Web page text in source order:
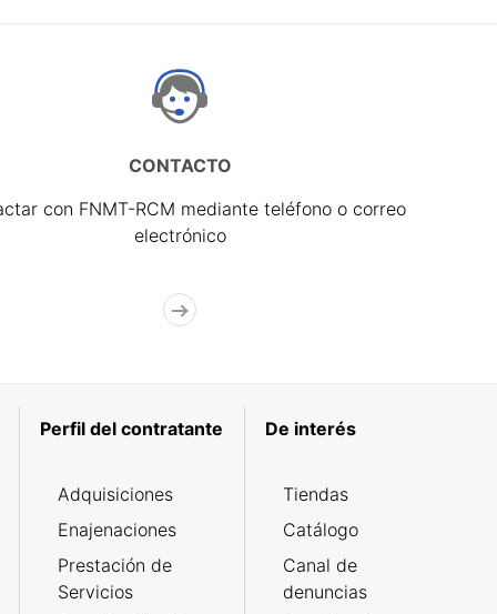
CONTACTO
con FNMT-RCM mediante teléfono o correo
electrónico
Perfil del contratante
Adquisiciones
Enajenaciones
Prestación de
Servicios
De interés
Tiendas
Catálogo
Canal de
denuncias